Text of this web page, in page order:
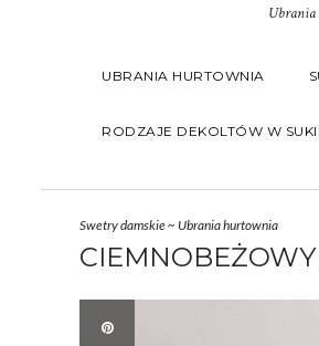
Ubrania
UBRANIA HURTOWNIA
RODZAJE DEKOLTÓW W
Swetry damskie~ Ubrania hurtownia